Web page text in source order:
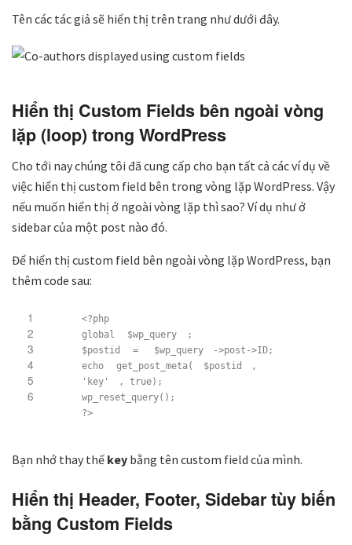
Tên các tác giả sẽ hiển thị trên trang như dưới đây.
Hiển thị Custom Fields bên ngoài vòng
lặp (loop) trong WordPress
Cho tới nay chúng tôi đã cung cấp cho bạn tất cả các ví dụ về
việc hiển thị custom field bên trong vòng lặp WordPress. Vậy
nếu muốn hiển thị ở ngoài vòng lặp thì sao? Ví dụ như ở
sidebar của một post nào đó.
Để hiển thị custom field bên ngoài vòng lặp WordPress, bạn
thêm code sau:
1
2
3
4
5
6
<?php
global
$wp_query
;
$postid
= $wp_query
->post->ID;
echo
get_post_meta( $postid
,
'key'
, true);
wp_reset_query();
?>
Bạn nhớ thay thế key bằng tên custom field của mình.
Hiển thị Header, Footer, Sidebar tùy biến
bằng Custom Fields